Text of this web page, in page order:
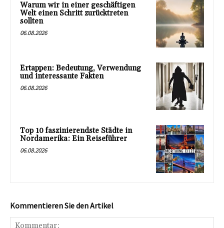
Warum wir in einer geschäftigen
Welt einen Schritt zurücktreten
sollten
06.08.2026
Ertappen: Bedeutung, Verwendung
und interessante Fakten
06.08.2026
Top 10 faszinierendste Städte in
Nordamerika: Ein Reiseführer
06.08.2026
Kommentieren Sie den Artikel